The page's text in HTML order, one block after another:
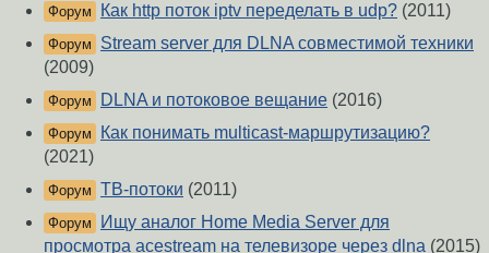
Форум Как http поток iptv переделать в udp? (2011)
Форум
Stream server для DLNA совместимой техники
(2009)
Форум DLNA и потоковое вещание (2016)
Форум
Как понимать multicast-маршрутизацию?
(2021)
Форум ТВ-потоки (2011)
Форум
Ищу аналог Home Media Server для
просмотра acestream на телевизоре через dlna (2015)